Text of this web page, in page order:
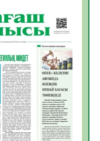
көшуге ең
29
сақтау – әр
29
25